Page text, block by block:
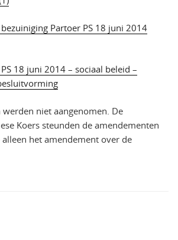
Partoer PS 18 juni 2014
18 juni 2014 – sociaal beleid –
niet aangenomen. De
Koers steunden de amendementen
alleen het amendement over de